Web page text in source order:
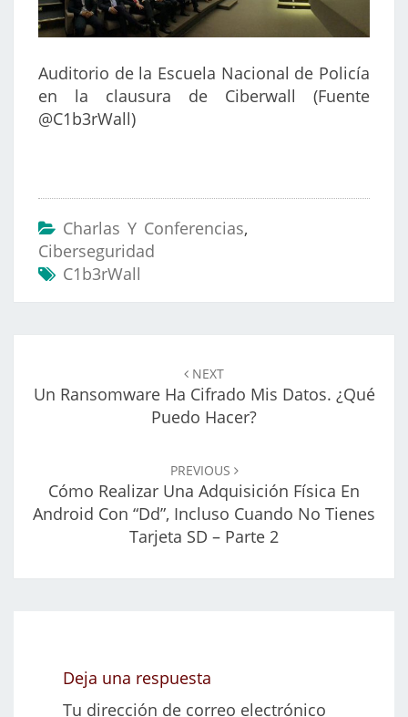
Auditorio de la Escuela Nacional de Policía
en la clausura de Ciberwall (Fuente
@C1b3rWall)
Charlas Y Conferencias,
Ciberseguridad
C1b3rWall
entradas
NEXT
Un Ransomware Ha Cifrado Mis Datos. ¿Qué
Puedo Hacer?
PREVIOUS
Cómo Realizar Una Adquisición Física En
Android Con “dd”, Incluso Cuando No Tienes
Tarjeta SD – Parte 2
Deja una respuesta
Tu dirección de correo electrónico